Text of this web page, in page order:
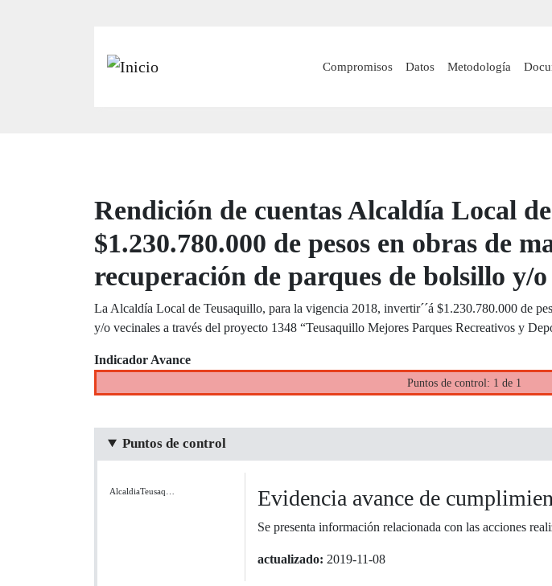
Main navigation
Compromisos Datos Metodología
Rendición de cuentas Alcaldía Local
$1.230.780.000 de pesos en obras de
recuperación de parques de bolsillo y/o
La Alcaldía Local de Teusaquillo, para la vigencia 2018, invertir´´á $1.230.780.000 de
y/o vecinales a través del proyecto 1348 “Teusaquillo Mejores Parques Recreativos y
Indicador Avance
Puntos de control: 1 de 1
Puntos de control
AlcaldiaTeusaq… Evidencia avance de
Se presenta información relacionada con las acciones
actualizado: 2019-11-08